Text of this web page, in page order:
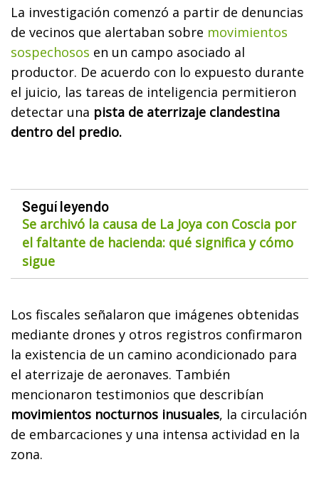
La investigación comenzó a partir de denuncias
de vecinos que alertaban sobre movimientos
sospechosos en un campo asociado al
productor. De acuerdo con lo expuesto durante
el juicio, las tareas de inteligencia permitieron
detectar una pista de aterrizaje clandestina
dentro del predio.
Seguí leyendo
Se archivó la causa de La Joya con Coscia por
el faltante de hacienda: qué significa y cómo
sigue
Los fiscales señalaron que imágenes obtenidas
mediante drones y otros registros confirmaron
la existencia de un camino acondicionado para
el aterrizaje de aeronaves. También
mencionaron testimonios que describían
movimientos nocturnos inusuales, la circulación
de embarcaciones y una intensa actividad en la
zona.